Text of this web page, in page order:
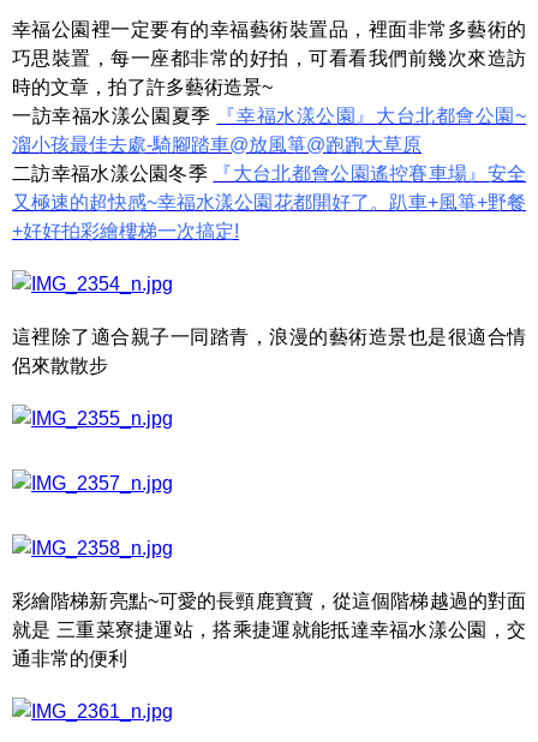
幸福公園裡一定要有的幸福藝術裝置品，裡面非常多藝術的
巧思裝置，每一座都非常的好拍，可看看我們前幾次來造訪
時的文章，拍了許多藝術造景~
一訪幸福水漾公園夏季
『幸福水漾公園』大台北都會公園~
溜小孩最佳去處-騎腳踏車@放風箏@跑跑大草原
二訪幸福水漾公園冬季
『大台北都會公園遙控賽車場』安全
又極速的超快感~幸福水漾公園花都開好了。趴車+風箏+野餐
+好好拍彩繪樓梯一次搞定!
這裡除了適合親子一同踏青，浪漫的藝術造景也是很適合情
侶來散散步
彩繪階梯新亮點~可愛的長頸鹿寶寶，從這個階梯越過的對面
就是 三重菜寮捷運站，搭乘捷運就能抵達幸福水漾公園，交
通非常的便利